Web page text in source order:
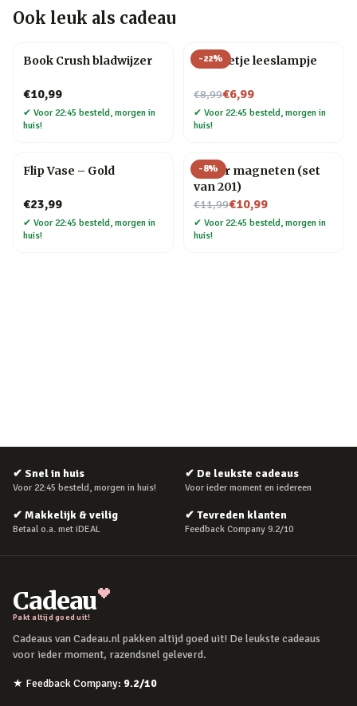
Ook leuk als cadeau
Book Crush bladwijzer
€10,99
✔ Voor 22:45 besteld, morgen in
huis!
-22%
Mannetje leeslampje
€8,99
Nu voor€6,99
✔ Voor 22:45 besteld, morgen in
huis!
Flip Vase – Gold
€23,99
✔ Voor 22:45 besteld, morgen in
huis!
-8%
Letter magneten (set
van 201)
€11,99
Nu voor€10,99
✔ Voor 22:45 besteld, morgen in
huis!
✔ Snel in huis
Voor 22:45 besteld, morgen in huis!
✔ De leukste cadeaus
Voor ieder moment en iedereen
✔ Makkelijk & veilig
Betaal o.a. met iDEAL
✔ Tevreden klanten
Feedback Company 9.2/10
Cadeau
Pakt altijd goed uit!
Cadeaus van Cadeau.nl pakken altijd goed uit! De leukste cadeaus
voor ieder moment, razendsnel geleverd.
★ Feedback Company: 9.2/10